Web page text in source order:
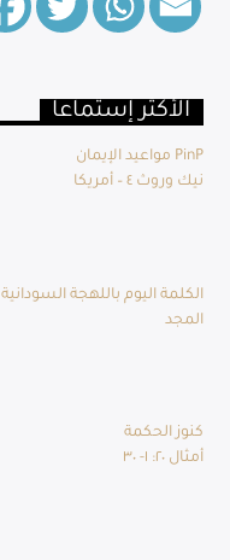
الأكثر إستماعا
مواعيد الإيمان PinP
نيك وروث ٤ – أمريكا
الكلمة اليوم باللهجة السودانية
المجد
كنوز الحكمة
أمثال ٢٠: ١- ٣٠